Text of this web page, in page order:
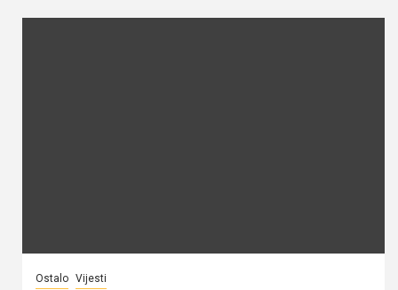
Ostalo Vijesti